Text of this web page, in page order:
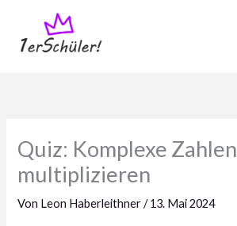
springen
Quiz: Komplexe Zahlen
multiplizieren
Von Leon Haberleithner/13. Mai 2024